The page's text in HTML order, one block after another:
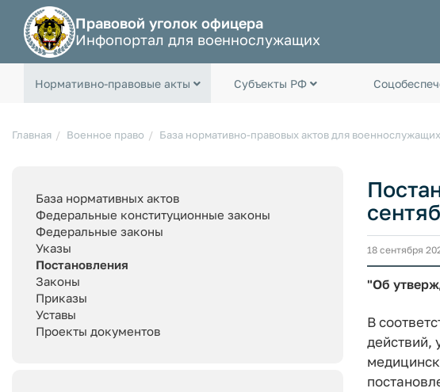
Правовой уголок офицера
Инфопортал для военнослужащих
Нормативно-правовые акты Субъекты РФ
Главная Военное право База нормативно-правовых актов для военнослужащих
База нормативных актов
Федеральные конституционные законы
Федеральные законы
Указы
Постановления
Законы
Приказы
Уставы
Проекты документов
18 сентября
"Об
В
действий,